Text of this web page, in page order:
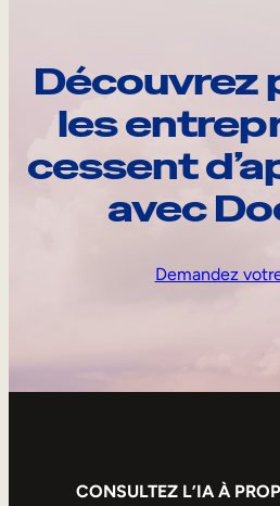
Découvrez
les
cessent
avec
Demandez
CONSULTEZ L’IA À